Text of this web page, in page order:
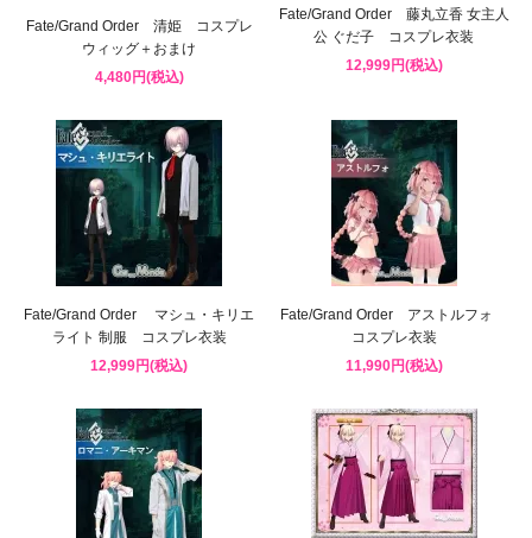
Fate/Grand Order 清姫 コスプレ
ウィッグ＋おまけ
4,480円(税込)
Fate/Grand Order 藤丸立香 女主人
公 ぐだ子 コスプレ衣装
12,999円(税込)
Fate/Grand Order マシュ・キリエ
ライト 制服 コスプレ衣装
12,999円(税込)
Fate/Grand Order アストルフォ
コスプレ衣装
11,990円(税込)